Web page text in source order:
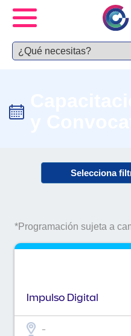
Selecciona
*Programación sujeta a
Impulso Digital
-